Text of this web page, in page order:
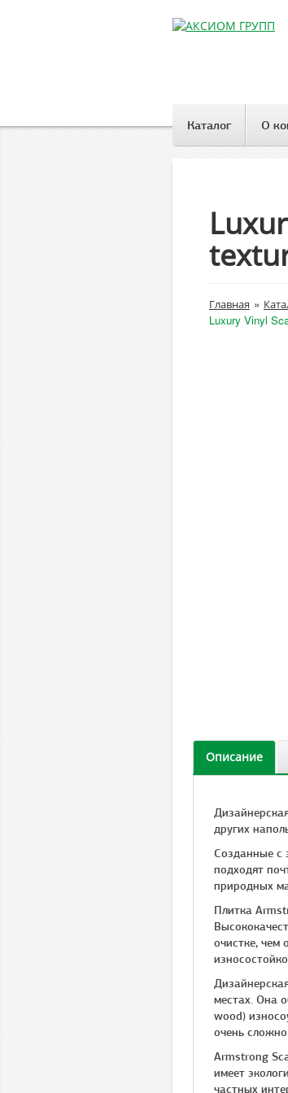
Каталог О
Главная »
Luxury Vinyl
Описание
других
Созданные с
подходят
природных
Плитка
очистке, чем
местах. Она
wood)
очень
Armstrong
имеет
частных